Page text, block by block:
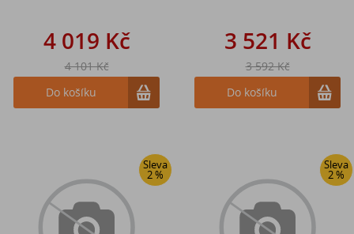
4 019 Kč
4 101 Kč
Do košíku
3 521 Kč
3 592 Kč
Do košíku
Sleva
2 %
Sleva
2 %